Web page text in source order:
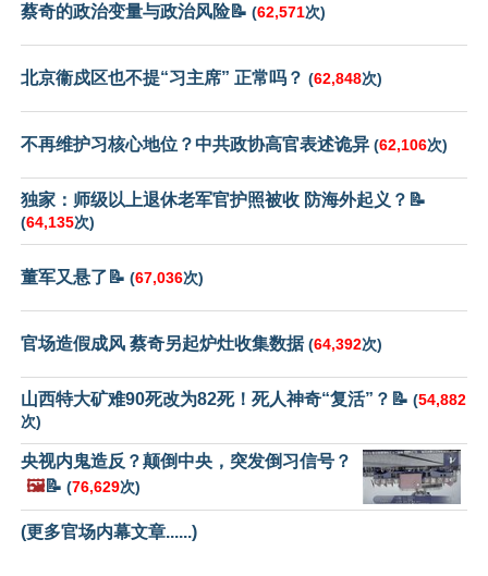
蔡奇的政治变量与政治风险📝 (62,571次)
北京衞戍区也不提“习主席” 正常吗？ (62,848次)
不再维护习核心地位？中共政协高官表述诡异 (62,106次)
独家：师级以上退休老军官护照被收 防海外起义？📝
(64,135次)
董军又悬了📝 (67,036次)
官场造假成风 蔡奇另起炉灶收集数据(64,392次)
山西特大矿难90死改为82死！死人神奇“复活”？📝 (54,882
次)
央视内鬼造反？颠倒中央，突发倒习信号？
🖼️📝 (76,629次)
(更多官场内幕文章......)